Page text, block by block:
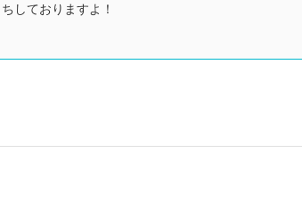
しておりますよ！